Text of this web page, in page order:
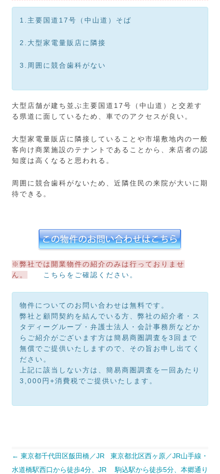
1.主要国道17号（中山道）そば
2.大型家電量販店に隣接
3.周囲に競合歯科がない
大型店舗が建ち並ぶ主要国道17号（中山道）と交差す
る県道に面しているため、車でのアクセスが良い。
大型家電量販店に隣接していることや市場敷地内の一般
客向け商業施設のテナントであることから、来店者の認
知度は高くなると思われる。
周囲に競合歯科がないため、近隣住民の来院が大いに期
待できる。
※弊社では開業物件の紹介のみは行っておりませ
ん。
こちらをご確認ください。
物件についてのお問い合わせは無料です。
弊社と顧問契約を結んでいる方、弊社の紹介者・ス
タディーグループ・弁護士法人・会計事務所などか
らご紹介がございます方は簡易商圏調査を3回まで
無償でご提供いたしますので、その旨お申し出てく
ださい。
上記に該当しない方は、簡易商圏調査を一回あたり
3,000円+消費税でご提供いたします。
稿
ナ
← 東京都千代田区飯田橋／JR
水道橋駅西口から徒歩4分、JR
東京都北区西ヶ原／JR山手線・
駒込駅から徒歩5分、本郷通り